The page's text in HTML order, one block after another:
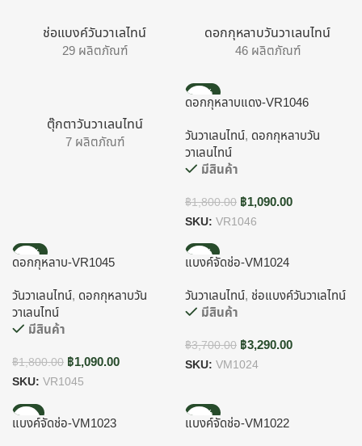
ช่อแบงค์วันวาเลไทน์
29 ผลิตภัณฑ์
ดอกกุหลาบวันวาเลนไทน์
46 ผลิตภัณฑ์
ตุ๊กตาวันวาเลนไทน์
7 ผลิตภัณฑ์
-39%
ดอกกุหลาบแดง-VR1046
วันวาเลนไทน์, ดอกกุหลาบวัน
วาเลนไทน์
มีสินค้า
฿1,800.00 ฿1,090.00
SKU: VR1046
-39%
ดอกกุหลาบ-VR1045
วันวาเลนไทน์, ดอกกุหลาบวัน
วาเลนไทน์
มีสินค้า
฿1,800.00 ฿1,090.00
SKU: VR1045
-11%
แบงค์จัดช่อ-VM1024
วันวาเลนไทน์, ช่อแบงค์วันวาเลไทน์
มีสินค้า
฿3,700.00 ฿3,290.00
SKU: VM1024
-6%
แบงค์จัดช่อ-VM1023
-12%
แบงค์จัดช่อ-VM1022